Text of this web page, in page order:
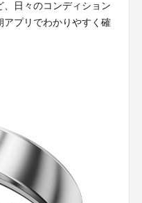
日々のコンディション
アプリでわかりやすく確